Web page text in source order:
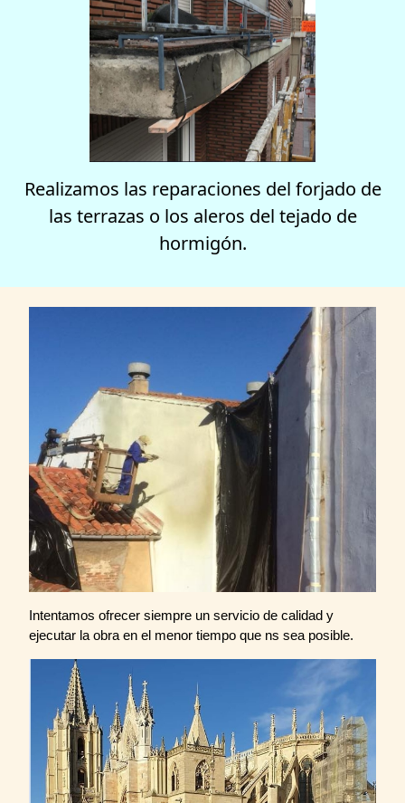
Realizamos las reparaciones del forjado de
las terrazas o los aleros del tejado de
hormigón.
Intentamos ofrecer siempre un servicio de calidad y
ejecutar la obra en el menor tiempo que ns sea posible.